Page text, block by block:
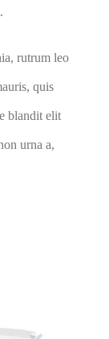
rutrum leo
quis
blandit elit
urna a,